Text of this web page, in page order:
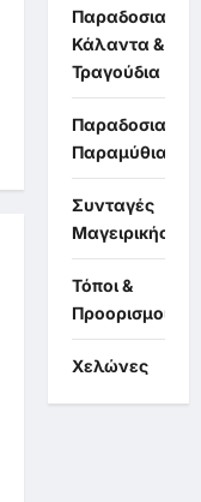
Παραδοσιακά
Κάλαντα &
Τραγούδια
Παραδοσιακά
Παραμύθια
Συνταγές
Μαγειρικής
Τόποι &
Προορισμοί
Χελώνες